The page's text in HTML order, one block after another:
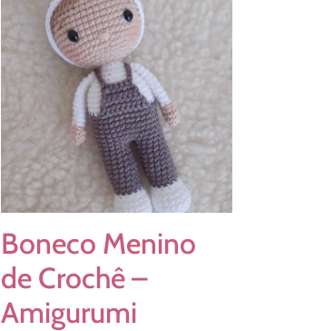
Boneco Menino
de Crochê –
Amigurumi